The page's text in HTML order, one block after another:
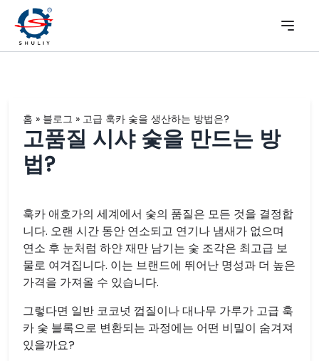
홈 » 블로그 » 고급 훅카 숯을 생산하는 방법은?
고품질 시샤 숯을 만드는 방
법?
훅카 애호가의 세계에서 숯의 품질은 모든 것을 결정합
니다. 오랜 시간 동안 연소되고 연기나 냄새가 없으며
연소 후 눈처럼 하얀 재만 남기는 숯 조각은 최고급 보
물로 여겨집니다. 이는 브랜드에 뛰어난 명성과 더 높은
가격을 가져올 수 있습니다.
그렇다면 일반 코코넛 껍질이나 대나무 가루가 고급 훅
카 숯 블록으로 변환되는 과정에는 어떤 비밀이 숨겨져
있을까요?